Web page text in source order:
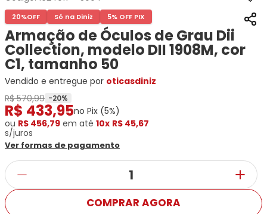
Ana
Hickmann
Bulget
Miu-
Miu
Guess
Lacoste
Ray-
Ban
Todas
as
Marcas
Marcas
Exclusivas
Dii
Marcas
Ray-
Ban
Prada
Ana
Hickmann
Tecnol
Miu-
Miu
Polaroid
Vogue
Todas
as
Marcas
Marcas
e
Cuidados
Exchange
Tommy
Hilfiger
Ana
Hickmann
Guess
Speedo
Atittude
Bulget
Todas
as
Marcas
Marcas
Exclusivas
Dii
Estojo
para
Óculos
Gênero
Masculino
Feminino
Infantil
Unissex
Marcas
Exclusivas
Dii
Collection
DNZ
Hit
20%OFF Só na Diniz 5% OFF PIX
Armação de Óculos de Grau Dii
Collection, modelo DII 1908M, cor
C1, tamanho 50
Vendido e entregue por oticasdiniz
R$ 570,99 -20%
R$ 433,95no Pix (5%)
ou R$ 456,79 em até 10x R$ 45,67
s/juros
Ver formas de pagamento
COMPRAR AGORA